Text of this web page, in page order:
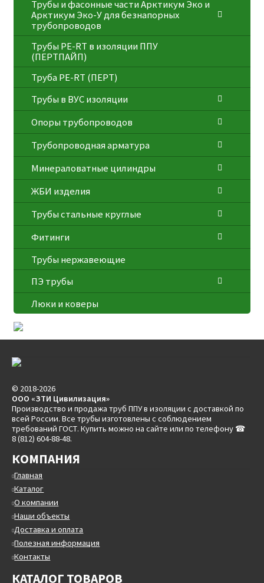
Трубы и фасонные части Арктикум Эко и
Арктикум Эко-У для безнапорных
трубопроводов
Трубы PE-RT в изоляции ППУ
(ПЕРТПАЙП)
⁠Трубa PE-RT (ПЕРТ)
Трубы в ВУС изоляции
Опоры трубопроводов
Трубопроводная арматура
Минераловатные цилиндры
ЖБИ изделия
Трубы стальные круглые
Фитинги
Трубы нержавеющие
ПЭ трубы
Люки и коверы
© 2018-2026
ООО «ЗТИ Цивилизация»
Производство и продажа труб ППУ в изоляции с доставкой по
всей России. Все трубы изготовлены с соблюдением
требований ГОСТ. Купить можно на сайте или по телефону ☎
8 (812) 604-88-48.
КОМПАНИЯ
Главная
Каталог
О компании
Наши объекты
Доставка и оплата
Полезная информация
Контакты
КАТАЛОГ ТОВАРОВ